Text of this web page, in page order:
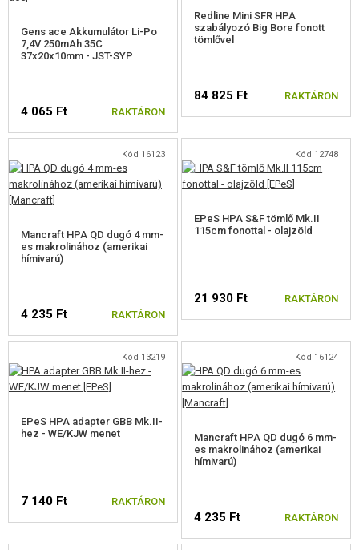
Gens ace Akkumulátor Li-Po
7,4V 250mAh 35C
37x20x10mm - JST-SYP
4 065 Ft RAKTÁRON
Redline Mini SFR HPA
szabályozó Big Bore fonott
tömlővel
84 825 Ft RAKTÁRON
Kód 16123
Mancraft HPA QD dugó 4 mm-
es makrolinához (amerikai
hímivarú)
4 235 Ft RAKTÁRON
Kód 12748
EPeS HPA S&F tömlő Mk.II
115cm fonottal - olajzöld
21 930 Ft RAKTÁRON
Kód 13219
EPeS HPA adapter GBB Mk.II-
hez - WE/KJW menet
7 140 Ft RAKTÁRON
Kód 16124
Mancraft HPA QD dugó 6 mm-
es makrolinához (amerikai
hímivarú)
4 235 Ft RAKTÁRON